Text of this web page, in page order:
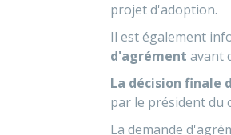
projet d'adoption.
Il est également
d'agrément avant
La décision finale
par le président du
La demande